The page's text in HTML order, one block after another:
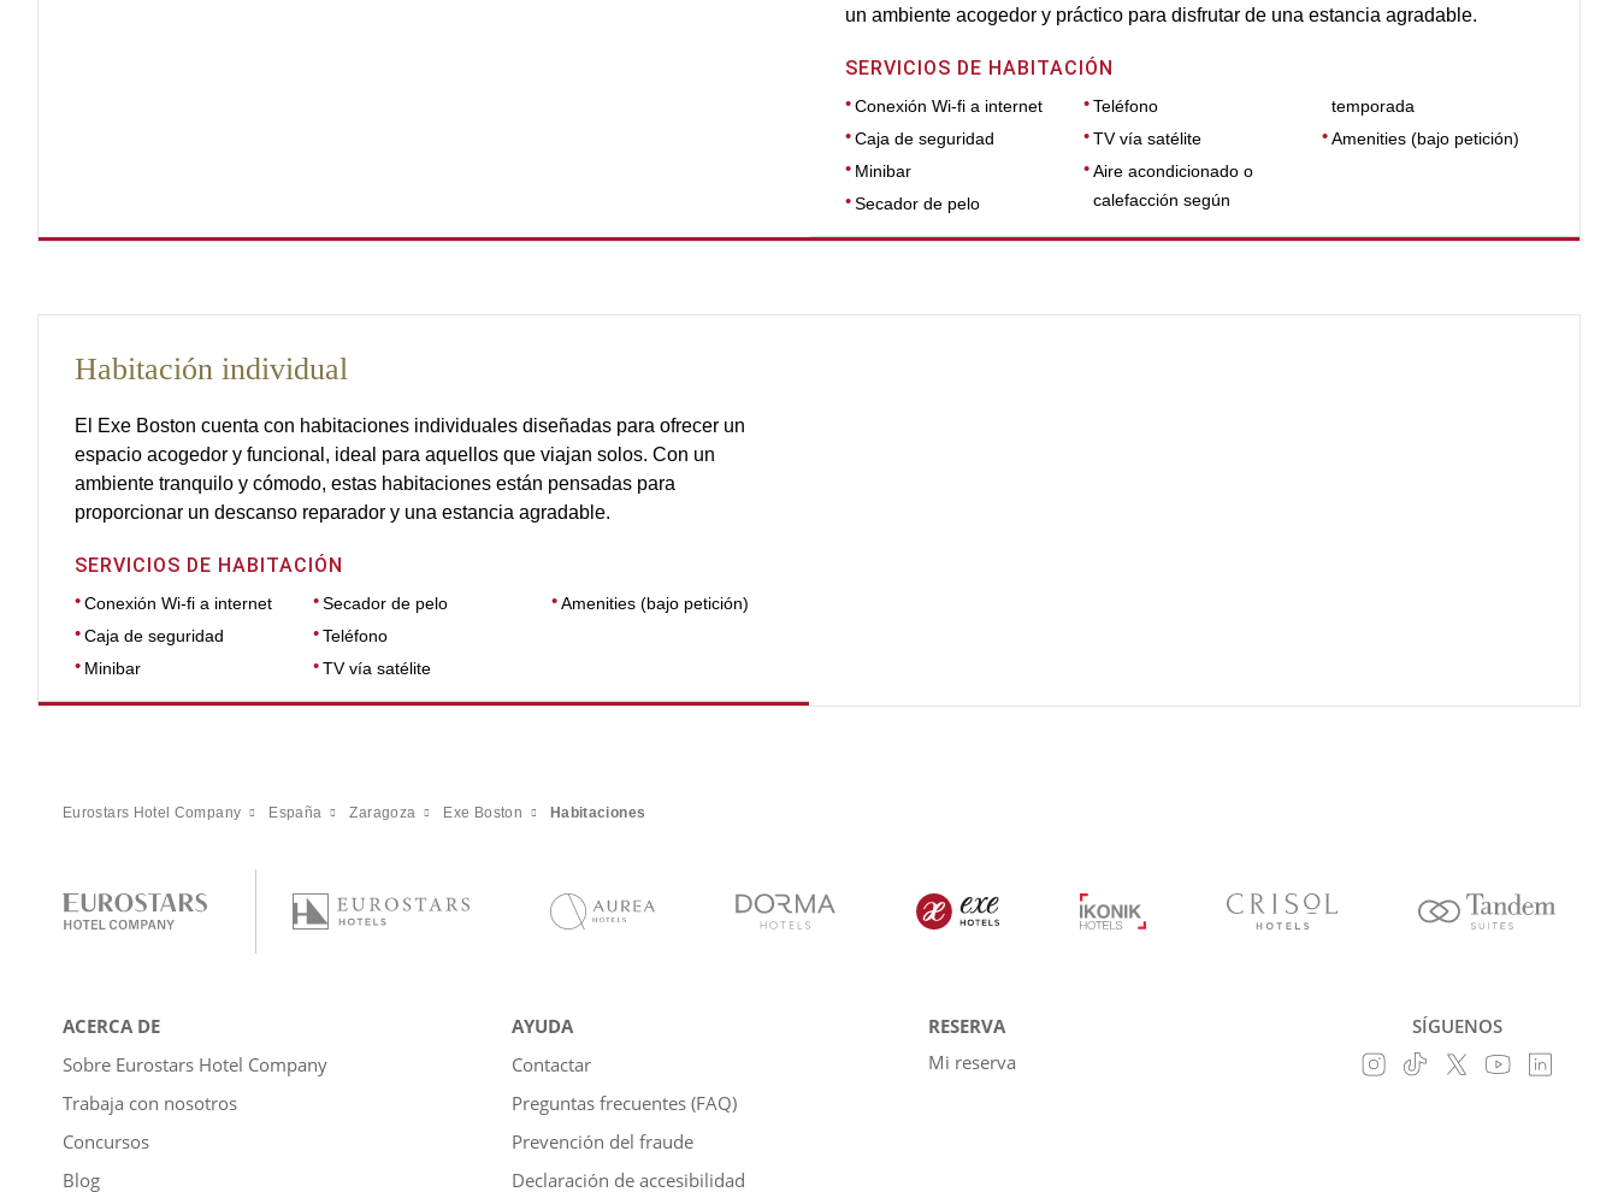
un ambiente acogedor y práctico para disfrutar de una estancia agradable.
SERVICIOS DE HABITACIÓN
Conexión Wi-fi a internet
Caja de seguridad
Minibar
Secador de pelo
Teléfono
TV vía satélite
Aire acondicionado o
calefacción según
temporada
Amenities (bajo petición)
Habitación individual
El Exe Boston cuenta con habitaciones individuales diseñadas para ofrecer un
espacio acogedor y funcional, ideal para aquellos que viajan solos. Con un
ambiente tranquilo y cómodo, estas habitaciones están pensadas para
proporcionar un descanso reparador y una estancia agradable.
SERVICIOS DE HABITACIÓN
Conexión Wi-fi a internet
Caja de seguridad
Minibar
Secador de pelo
Teléfono
TV vía satélite
Amenities (bajo petición)
Eurostars Hotel Company España Zaragoza Exe Boston Habitaciones
ACERCA DE
Sobre Eurostars Hotel Company
Trabaja con nosotros
Concursos
Blog
AYUDA
Contactar
Preguntas frecuentes (FAQ)
Prevención del fraude
Declaración de accesibilidad
RESERVA
Mi reserva
SÍGUENOS